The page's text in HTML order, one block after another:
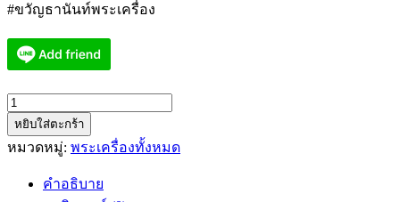
#ขวัญธานันท์พระเครื่อง
จำนวน
พระ
สมเด็จ
หยิบใส่ตะกร้า
หมวดหมู่: พระเครื่องทั้งหมด
คำอธิบาย